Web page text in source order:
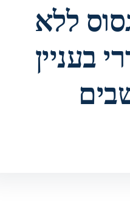
ללא
בעניין